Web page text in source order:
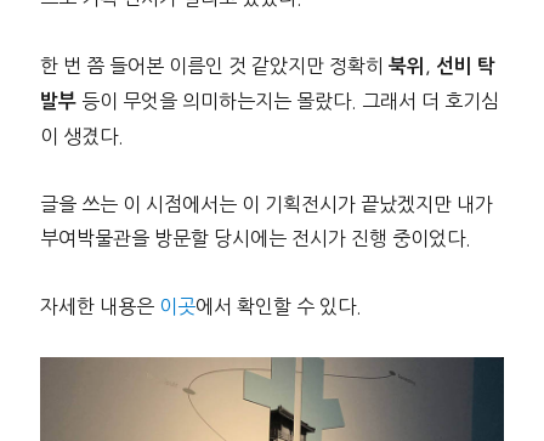
한 번 쯤 들어본 이름인 것 같았지만 정확히 북위
선비 탁
발부등이 무엇을 의미하는지는 몰랐다. 그래서 더 호기심
이 생겼다.
글을 쓰는 이 시점에서는 이 기획전시가 끝났겠지만 내가
부여박물관을 방문할 당시에는 전시가 진행 중이었다.
자세한 내용은 이곳에서 확인할 수 있다.